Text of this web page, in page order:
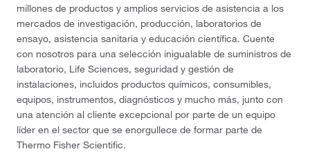
millones de productos y amplios servicios de asistencia a los
mercados de investigación, producción, laboratorios de
ensayo, asistencia sanitaria y educación científica. Cuente
con nosotros para una selección inigualable de suministros de
laboratorio, Life Sciences, seguridad y gestión de
instalaciones, incluidos productos químicos, consumibles,
equipos, instrumentos, diagnósticos y mucho más, junto con
una atención al cliente excepcional por parte de un equipo
líder en el sector que se enorgullece de formar parte de
Thermo Fisher Scientific.